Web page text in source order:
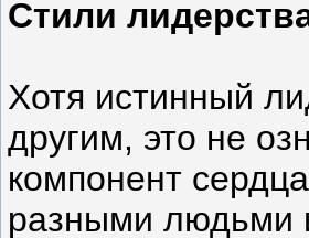
Стили
Хотя истинный
другим, это не
компонент
разными людьми